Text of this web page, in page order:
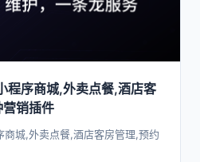
程序商城,外卖点餐,酒店客
销插件
城,外卖点餐,酒店客房管理,预约